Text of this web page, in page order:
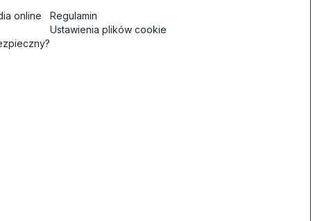
online
Regulamin
Ustawienia plików cookie